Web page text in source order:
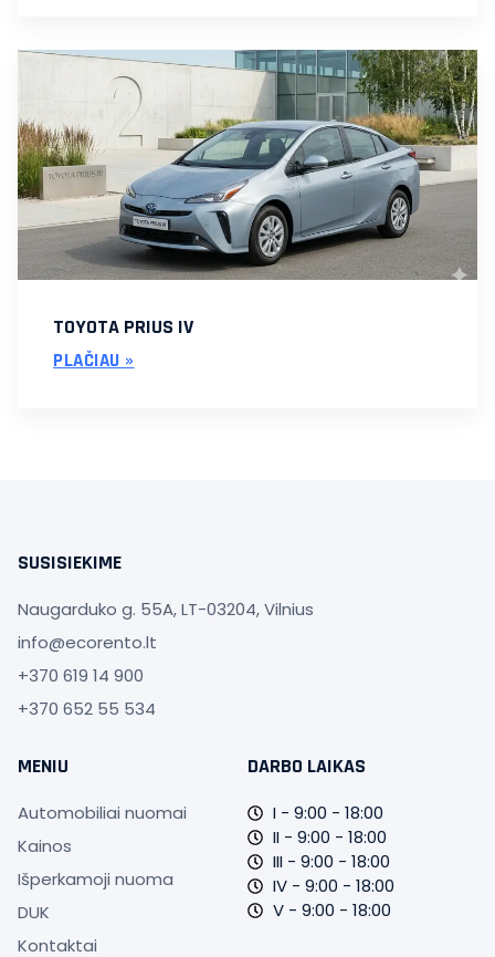
TOYOTA PRIUS IV
PLAČIAU »
SUSISIEKIME
Naugarduko g. 55A, LT-03204, Vilnius
info@ecorento.lt
+370 619 14 900
+370 652 55 534‬
MENIU
Automobiliai nuomai
Kainos
Išperkamoji nuoma
DUK
Kontaktai
DARBO LAIKAS
I - 9:00 - 18:00
II - 9:00 - 18:00
III - 9:00 - 18:00
IV - 9:00 - 18:00
V - 9:00 - 18:00